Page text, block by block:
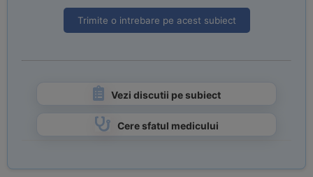
Trimite o intrebare pe acest subiect
Vezi discutii pe subiect
Cere sfatul medicului